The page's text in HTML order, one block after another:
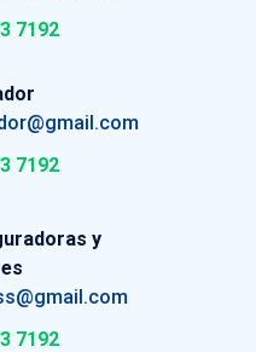
7192
7192
y
7192